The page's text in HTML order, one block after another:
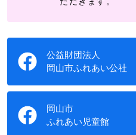
公益財団法人
岡山市ふれあい公社
岡山市
ふれあい児童館